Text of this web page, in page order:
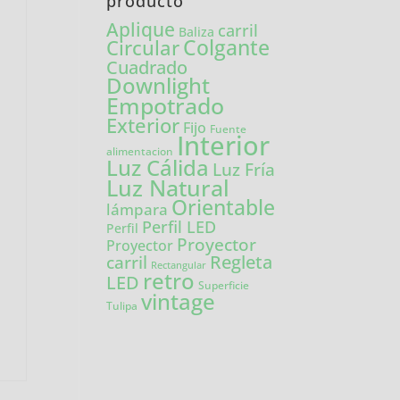
Aplique Baliza carril
CircularColgante
Cuadrado
Downlight
Empotrado
Exterior Fijo Fuente
alimentacion Interior
Luz Cálida Luz Fría
Luz Natural
lámpara Orientable
Perfil Perfil LED
Proyector Proyector
carril Rectangular Regleta
LED retro Superficie
Tulipa vintage